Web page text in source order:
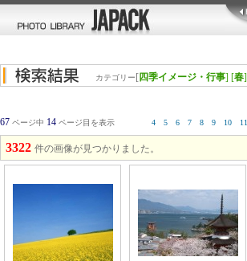
カテゴリー [四季イメージ・行事] [春]
67 ページ中 14 ページ目を表示 4 5 6 7 8 9 10 11
3322 件の画像が見つかりました。